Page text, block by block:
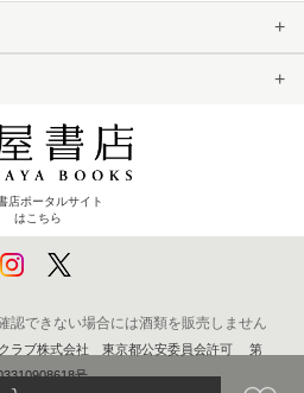
店ポータルサイト
はこちら
認できない場合には酒類を販売しません
クラブ株式会社 東京都公安委員会許可 第
号